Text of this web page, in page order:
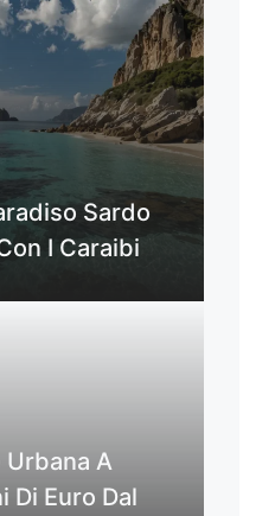
Sardo
I Caraibi
A
Di Euro Dal